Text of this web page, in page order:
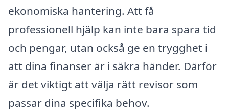
ekonomiska hantering. Att få
professionell hjälp kan inte bara spara tid
och pengar, utan också ge en trygghet i
att dina finanser är i säkra händer. Därför
är det viktigt att välja rätt revisor som
passar dina specifika behov.